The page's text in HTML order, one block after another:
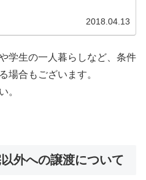
2018.04.13
学生の一人暮らしなど、条件
場合もございます。
。
外への譲渡について